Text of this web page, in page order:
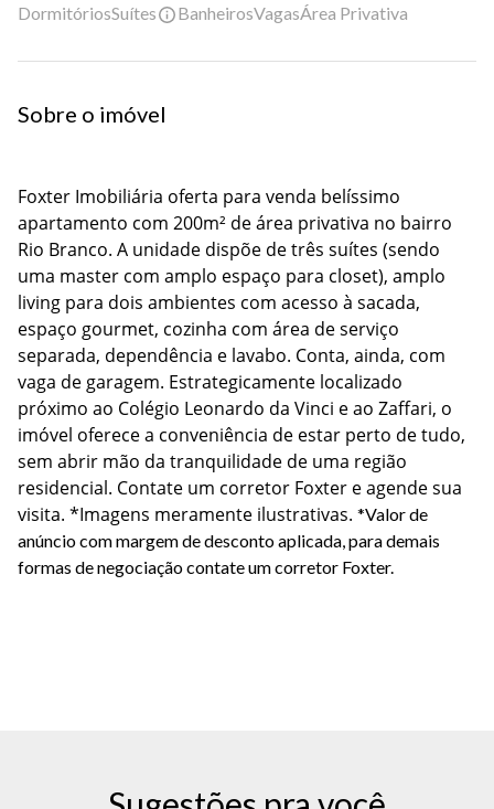
DormitóriosSuítes BanheirosVagasÁrea Privativa
Sobre o imóvel
Foxter Imobiliária oferta para venda belíssimo
apartamento com 200m² de área privativa no bairro
Rio Branco. A unidade dispõe de três suítes (sendo
uma master com amplo espaço para closet), amplo
living para dois ambientes com acesso à sacada,
espaço gourmet, cozinha com área de serviço
separada, dependência e lavabo. Conta, ainda, com
vaga de garagem. Estrategicamente localizado
próximo ao Colégio Leonardo da Vinci e ao Zaffari, o
imóvel oferece a conveniência de estar perto de tudo,
sem abrir mão da tranquilidade de uma região
residencial. Contate um corretor Foxter e agende sua
visita. *Imagens meramente ilustrativas. *Valor de
anúncio com margem de desconto aplicada, para demais
formas de negociação contate um corretor Foxter.